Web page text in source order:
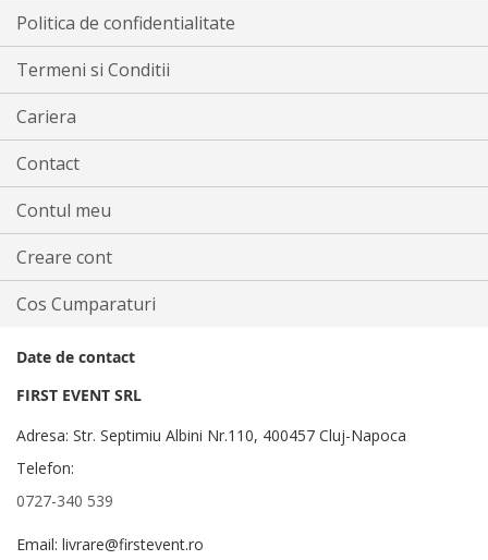
Politica de confidentialitate
Termeni si Conditii
Cariera
Contact
Contul meu
Creare cont
Cos Cumparaturi
Date de contact
FIRST EVENT SRL
Adresa: Str. Septimiu Albini Nr.110, 400457 Cluj-Napoca
Telefon:
0727-340 539
Email: livrare@firstevent.ro